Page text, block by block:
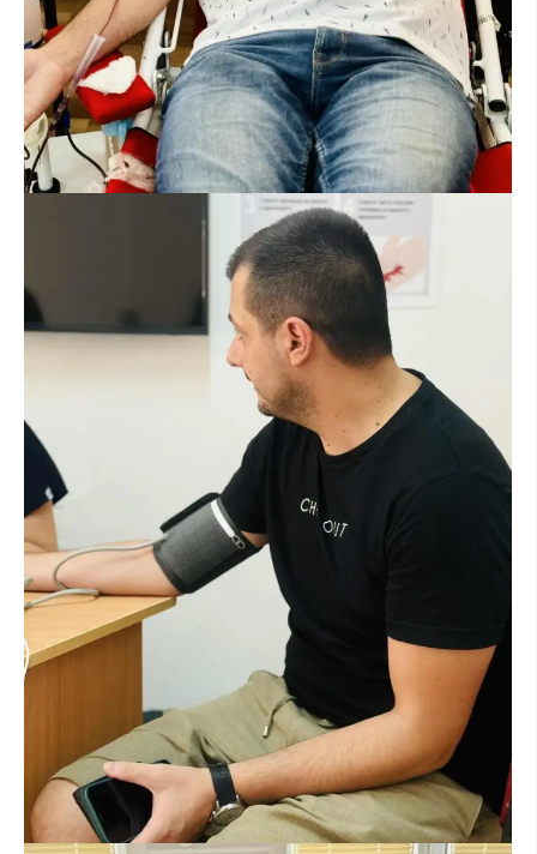
ПОДГОТВЕНОСТ И ДЕЈСТВО ПРИ КАТАСТРОФИ
ТИМОВИ НА ООЦК
СПАСИТЕЛНА СТАНИЦА ВОДНО
ПРОЕКТИ – ПОДГОТВЕНОСТ И ДЕЈСТВУВАЊЕ ПРИ КАТАСТРОФИ
ОДНОСИ СО ЈАВНОСТ
ИСТРАЖУВАЊЕ НА ЈАВНО МИСЛЕЊЕ
МЕЃУНАРОДНА СОРАБОТКА
ДОГОВОРИ
ЗНАЧЕЊЕ НА СЛУЖБАТА ЗА БАРАЊЕ
ФОРМУЛАРИ ЗА БАРАЊА
ЗДРАВСТВЕНО ПРЕВЕНТИВНА ДЕЈНОСТ
ПРВА ПОМОШ
КРВОДАРИТЕЛСТВО
ИНФОРМАЦИИ ЗА БОЛЕСТИ
МЕНАЏМЕНТ НА ВОЛОНТЕРИ
ЗА НАС
ДЕЈСТВУВАЊЕ